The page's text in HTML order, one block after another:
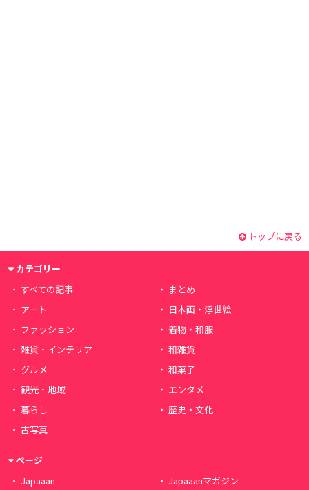
トップに戻る
カテゴリー
すべての記事
まとめ
アート
日本画・浮世絵
ファッション
着物・和服
雑貨・インテリア
和雑貨
グルメ
和菓子
観光・地域
エンタメ
暮らし
歴史・文化
古写真
ページ
Japaaan
Japaaanマガジン